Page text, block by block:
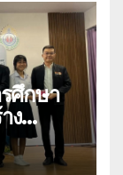
ศึกษา
ง
วชน